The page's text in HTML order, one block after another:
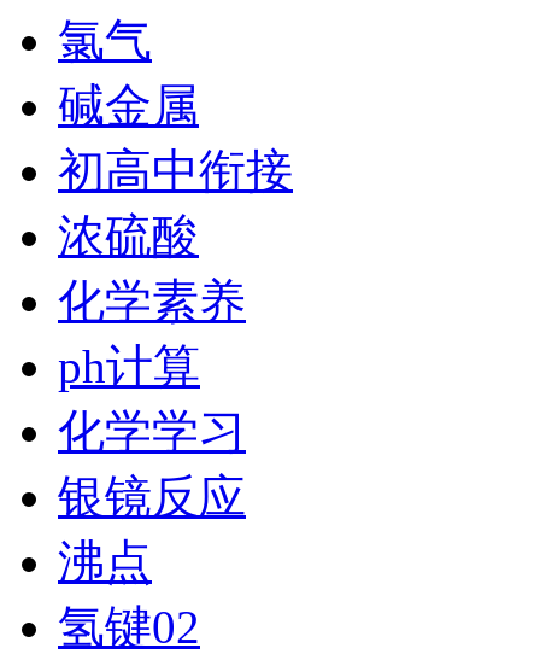
氯气
碱金属
初高中衔接
浓硫酸
化学素养
ph计算
化学学习
银镜反应
沸点
氢键02